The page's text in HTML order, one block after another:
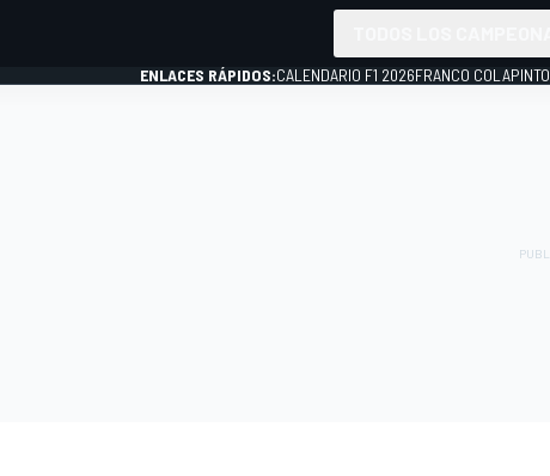
ENLACES RÁPIDOS:CALENDARIO F1 2026FRANCO COLAPINTO